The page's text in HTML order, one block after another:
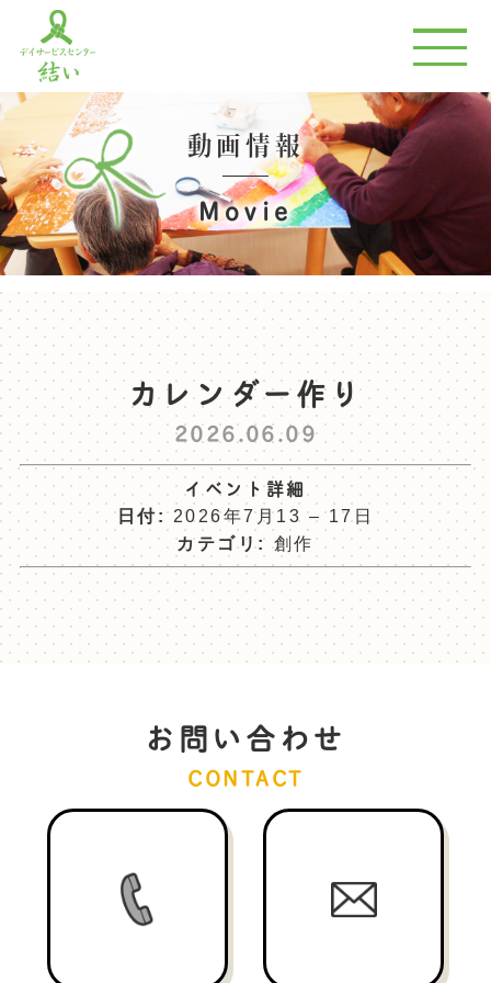
動画情報
Movie
カレンダー作り
2026.06.09
イベント詳細
日付: 2026年7月13 –17日
カテゴリ: 創作
お問い合わせ
CONTACT